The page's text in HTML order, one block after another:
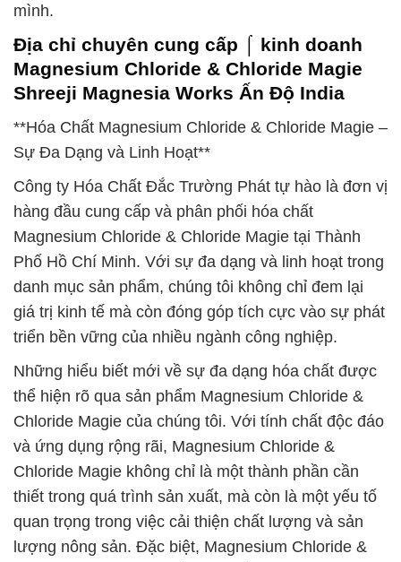
mình.
Địa chỉ chuyên cung cấp ⌠ kinh doanh
Magnesium Chloride & Chloride Magie
Shreeji Magnesia Works Ấn Độ India
**Hóa Chất Magnesium Chloride & Chloride Magie –
Sự Đa Dạng và Linh Hoạt**
Công ty Hóa Chất Đắc Trường Phát tự hào là đơn vị
hàng đầu cung cấp và phân phối hóa chất
Magnesium Chloride & Chloride Magie tại Thành
Phố Hồ Chí Minh. Với sự đa dạng và linh hoạt trong
danh mục sản phẩm, chúng tôi không chỉ đem lại
giá trị kinh tế mà còn đóng góp tích cực vào sự phát
triển bền vững của nhiều ngành công nghiệp.
Những hiểu biết mới về sự đa dạng hóa chất được
thể hiện rõ qua sản phẩm Magnesium Chloride &
Chloride Magie của chúng tôi. Với tính chất độc đáo
và ứng dụng rộng rãi, Magnesium Chloride &
Chloride Magie không chỉ là một thành phần cần
thiết trong quá trình sản xuất, mà còn là một yếu tố
quan trọng trong việc cải thiện chất lượng và sản
lượng nông sản. Đặc biệt, Magnesium Chloride &